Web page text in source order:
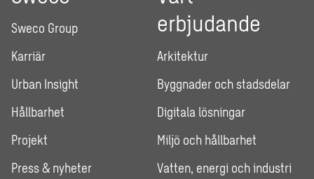
Sweco Group
Karriär
Urban Insight
Hållbarhet
Projekt
Press & nyheter
erbjudande
Arkitektur
Byggnader och stadsdelar
Digitala lösningar
Miljö och hållbarhet
Vatten, energi och industri